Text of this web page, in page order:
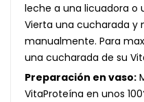
leche a una licuadora o
Vierta una cucharada y
manualmente. Para
una cucharada de su
Preparación en vaso:
VitaProteína en unos